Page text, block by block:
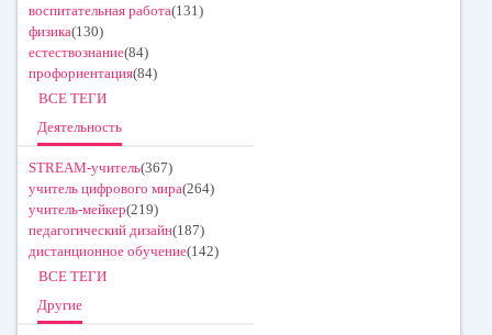
воспитательная работа(131)
физика(130)
естествознание(84)
профориентация(84)
ВСЕ ТЕГИ
Деятельность
STREAM-учитель(367)
учитель цифрового мира(264)
учитель-мейкер(219)
педагогический дизайн(187)
дистанционное обучение(142)
ВСЕ ТЕГИ
Другие